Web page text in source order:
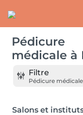
Pédicure
médicale à
Filtre
Pédicure médicale
Salons et